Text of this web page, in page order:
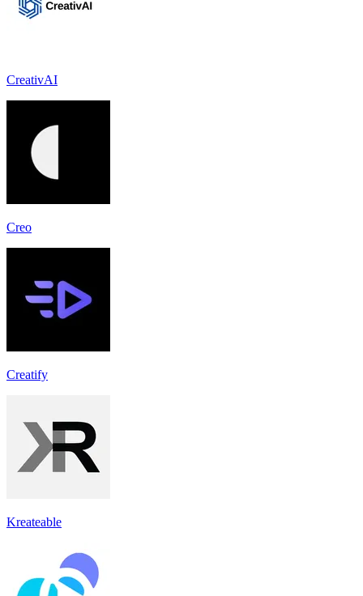
CreativAI
Creo
Creatify
Kreateable